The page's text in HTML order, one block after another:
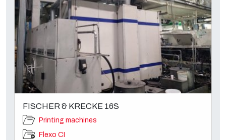
FISCHER & KRECKE 16S
Printing machines
Flexo CI